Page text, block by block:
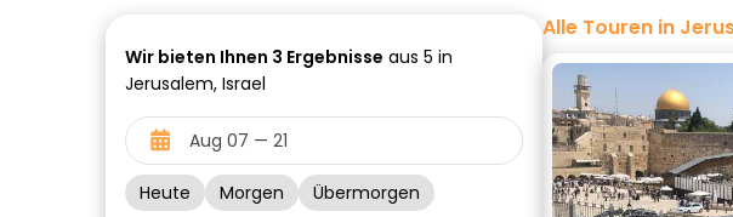
Wir bieten Ihnen 3 Ergebnisse aus 5 in
Jerusalem, Israel
Heute Morgen Übermorgen
Alle Touren in